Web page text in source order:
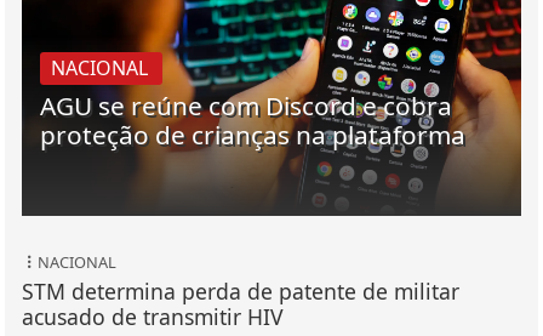
NACIONAL
AGU se reúne com Discord e cobra
proteção de crianças na plataforma
NACIONAL
STM determina perda de patente de militar
acusado de transmitir HIV